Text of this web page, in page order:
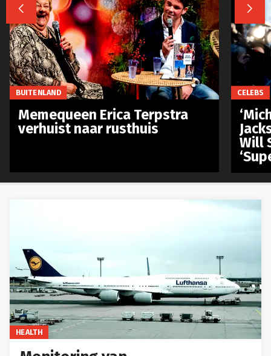
HEALTH
 
BUITENLAND
Memequeen Erica Terpstra
verhuist naar rusthuis
CELEBS
Will